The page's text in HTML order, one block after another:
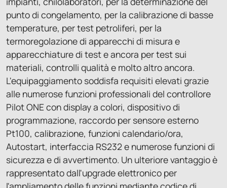
punto di congelamento, per la calibrazione di basse
temperature, per test petroliferi, per la
termoregolazione di apparecchi di misura e
apparecchiature di test e ancora per test sui
materiali, controlli qualità e molto altro ancora.
L'equipaggiamento soddisfa requisiti elevati grazie
alle numerose funzioni professionali del controllore
Pilot ONE con display a colori, dispositivo di
programmazione, raccordo per sensore esterno
Pt100, calibrazione, funzioni calendario/ora,
Autostart, interfaccia RS232 e numerose funzioni di
sicurezza e di avvertimento. Un ulteriore vantaggio è
rappresentato dall'upgrade elettronico per